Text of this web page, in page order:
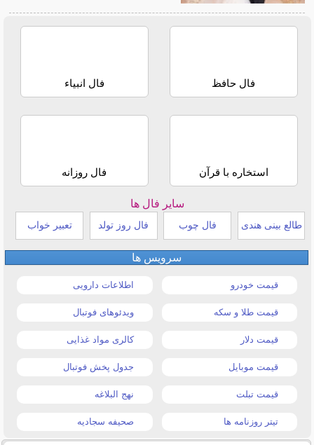
فال حافظ فال انبیاء
استخاره با قرآن فال روزانه
سایر فال ها
طالع بینی هندی فال چوب فال روز تولد تعبیر خواب
سرویس ها
قیمت خودرو اطلاعات دارویی
قیمت طلا و سکه ویدئوهای فوتبال
قیمت دلار کالری مواد غذایی
قیمت موبایل جدول پخش فوتبال
قیمت تبلت نهج البلاغه
تیتر روزنامه ها صحیفه سجادیه